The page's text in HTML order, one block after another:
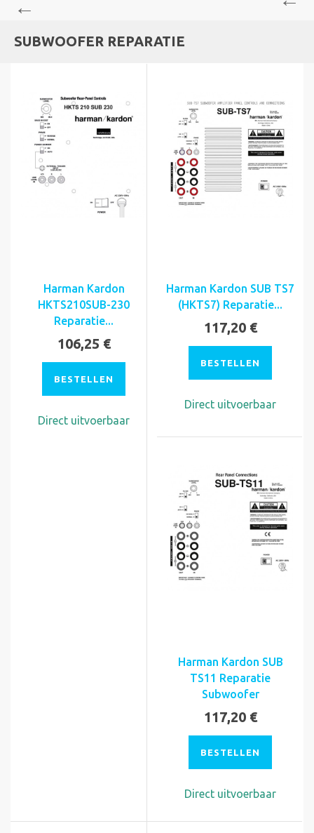
SUBWOOFER REPARATIE
Harman Kardon
HKTS210SUB-230
Reparatie...
106,25 €
BESTELLEN
Direct uitvoerbaar
Harman Kardon SUB TS7
(HKTS7) Reparatie...
117,20 €
BESTELLEN
Direct uitvoerbaar
Harman Kardon SUB
TS11 Reparatie
Subwoofer
117,20 €
BESTELLEN
Direct uitvoerbaar